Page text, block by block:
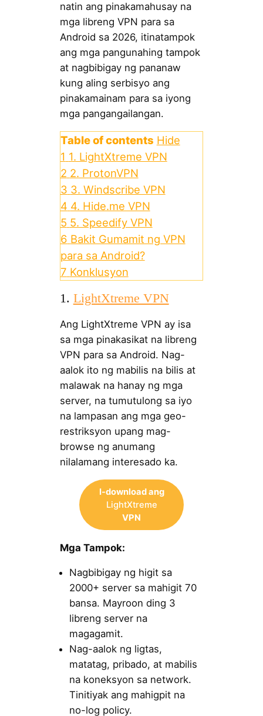
natin ang pinakamahusay na
mga libreng VPN para sa
Android sa 2026, itinatampok
ang mga pangunahing tampok
at nagbibigay ng pananaw
kung aling serbisyo ang
pinakamainam para sa iyong
mga pangangailangan.
Table of contents Hide
1 1. LightXtreme VPN
2 2. ProtonVPN
3 3. Windscribe VPN
4 4. Hide.me VPN
5 5. Speedify VPN
6 Bakit Gumamit ng VPN
para sa Android?
7 Konklusyon
1. LightXtreme VPN
Ang LightXtreme VPN ay isa
sa mga pinakasikat na libreng
VPN para sa Android. Nag-
aalok ito ng mabilis na bilis at
malawak na hanay ng mga
server, na tumutulong sa iyo
na lampasan ang mga geo-
restriksyon upang mag-
browse ng anumang
nilalamang interesado ka.
I-download ang
LightXtreme
VPN
Mga Tampok:
Nagbibigay ng higit sa
2000+ server sa mahigit 70
bansa. Mayroon ding 3
libreng server na
magagamit.
Nag-aalok ng ligtas,
matatag, pribado, at mabilis
na koneksyon sa network.
Tinitiyak ang mahigpit na
no-log policy.